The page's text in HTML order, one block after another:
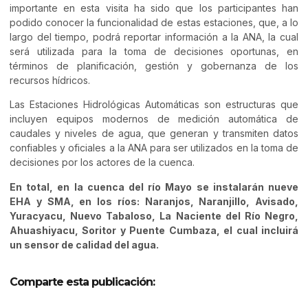
importante en esta visita ha sido que los participantes han
podido conocer la funcionalidad de estas estaciones, que, a lo
largo del tiempo, podrá reportar información a la ANA, la cual
será utilizada para la toma de decisiones oportunas, en
términos de planificación, gestión y gobernanza de los
recursos hídricos.
Las Estaciones Hidrológicas Automáticas son estructuras que
incluyen equipos modernos de medición automática de
caudales y niveles de agua, que generan y transmiten datos
confiables y oficiales a la ANA para ser utilizados en la toma de
decisiones por los actores de la cuenca.
En total, en la cuenca del río Mayo se instalarán nueve
EHA y SMA, en los ríos: Naranjos, Naranjillo, Avisado,
Yuracyacu, Nuevo Tabaloso, La Naciente del Río Negro,
Ahuashiyacu, Soritor y Puente Cumbaza, el cual incluirá
un sensor de calidad del agua.
Comparte esta publicación: